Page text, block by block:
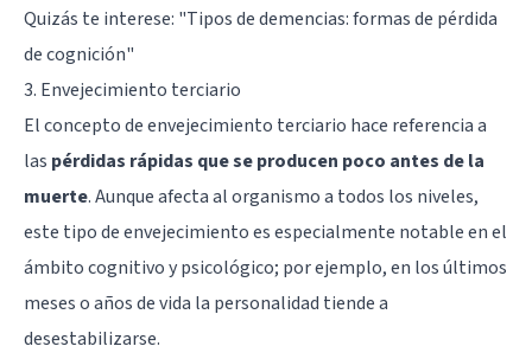
Quizás te interese: "Tipos de demencias: formas de pérdida
de cognición"
3. Envejecimiento terciario
El concepto de envejecimiento terciario hace referencia a
las pérdidas rápidas que se producen poco antes de la
muerte. Aunque afecta al organismo a todos los niveles,
este tipo de envejecimiento es especialmente notable en el
ámbito cognitivo y psicológico; por ejemplo, en los últimos
meses o años de vida la personalidad tiende a
desestabilizarse.